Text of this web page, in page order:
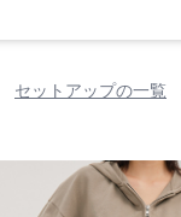
セットアップの一覧